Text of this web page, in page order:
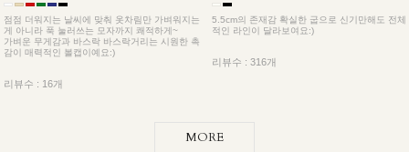
점점 더워지는 날씨에 맞춰 옷차림만 가벼워지는
게 아니라 푹 눌러쓰는 모자까지 쾌적하게~
가벼운 무게감과 바스락 바스락거리는 시원한 촉
감이 매력적인 볼캡이예요:)
리뷰수 : 16개
5.5cm의 존재감 확실한 굽으로 신기만해도 전체
적인 라인이 달라보여요:)
리뷰수 : 316개
MORE